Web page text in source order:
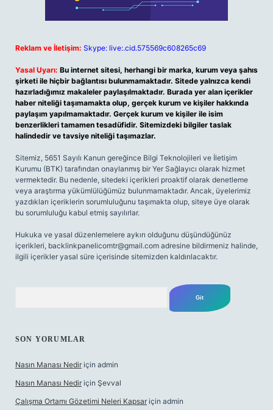
Reklam ve İletişim: Skype: live:.cid.575569c608265c69
Yasal Uyarı: Bu internet sitesi, herhangi bir marka, kurum veya şahıs
şirketi ile hiçbir bağlantısı bulunmamaktadır. Sitede yalnızca kendi
hazırladığımız makaleler paylaşılmaktadır. Burada yer alan içerikler
haber niteliği taşımamakta olup, gerçek kurum ve kişiler hakkında
paylaşım yapılmamaktadır. Gerçek kurum ve kişiler ile isim
benzerlikleri tamamen tesadüfidir. Sitemizdeki bilgiler taslak
halindedir ve tavsiye niteliği taşımazlar.
Sitemiz, 5651 Sayılı Kanun gereğince Bilgi Teknolojileri ve İletişim
Kurumu (BTK) tarafından onaylanmış bir Yer Sağlayıcı olarak hizmet
vermektedir. Bu nedenle, sitedeki içerikleri proaktif olarak denetleme
veya araştırma yükümlülüğümüz bulunmamaktadır. Ancak, üyelerimiz
yazdıkları içeriklerin sorumluluğunu taşımakta olup, siteye üye olarak
bu sorumluluğu kabul etmiş sayılırlar.
Hukuka ve yasal düzenlemelere aykırı olduğunu düşündüğünüz
içerikleri, backlinkpanelicomtr@gmail.com adresine bildirmeniz halinde,
ilgili içerikler yasal süre içerisinde sitemizden kaldırılacaktır.
SON YORUMLAR
Nasın Manası Nedir için admin
Nasın Manası Nedir için Şevval
Çalışma Ortamı Gözetimi Neleri Kapsar için admin